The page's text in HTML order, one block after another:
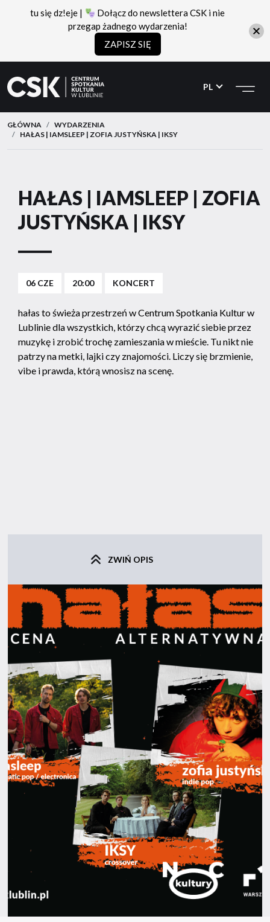
CSK
do
menu
do
treści
PL
GŁÓWNA
WYDARZENIA
HAŁAS | IAMSLEEP | ZOFIA JUSTYŃSKA | IKSY
HAŁAS | IAMSLEEP | ZOFIA
JUSTYŃSKA | IKSY
06 CZE 20:00 KONCERT
hałas to świeża przestrzeń w Centrum Spotkania Kultur w
Lublinie dla wszystkich, którzy chcą wyrazić siebie przez
muzykę i zrobić trochę zamieszania w mieście. Tu nikt nie
patrzy na metki, lajki czy znajomości. Liczy się brzmienie,
vibe i prawda, którą wnosisz na scenę.
ZWIŃ OPIS
tu się dz!eje |
Dołącz do newslettera CSK i nie
przegap żadnego wydarzenia!
ZAPISZ SIĘ